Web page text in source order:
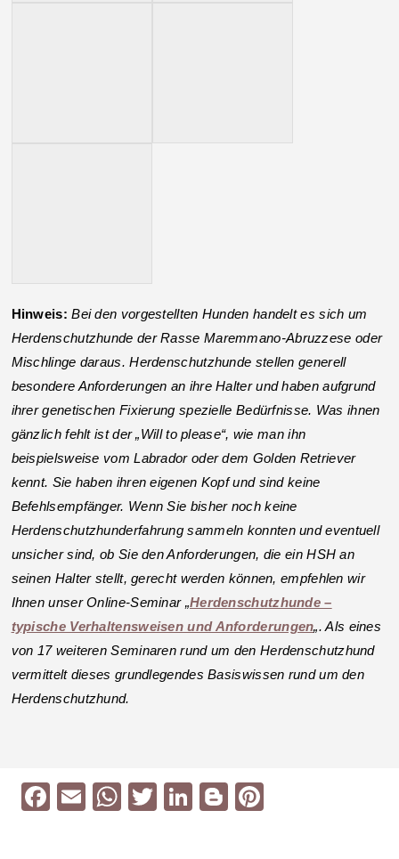
Hinweis: Bei den vorgestellten Hunden handelt es sich um
Herdenschutzhunde der Rasse Maremmano-Abruzzese oder
Mischlinge daraus. Herdenschutzhunde stellen generell
besondere Anforderungen an ihre Halter und haben aufgrund
ihrer genetischen Fixierung spezielle Bedürfnisse. Was ihnen
gänzlich fehlt ist der „Will to please“, wie man ihn
beispielsweise vom Labrador oder dem Golden Retriever
kennt. Sie haben ihren eigenen Kopf und sind keine
Befehlsempfänger. Wenn Sie bisher noch keine
Herdenschutzhunderfahrung sammeln konnten und eventuell
unsicher sind, ob Sie den Anforderungen, die ein HSH an
seinen Halter stellt, gerecht werden können, empfehlen wir
Ihnen unser Online-Seminar „Herdenschutzhunde –
typische Verhaltensweisen und Anforderungen„. Als eines
von 17 weiteren Seminaren rund um den Herdenschutzhund
vermittelt dieses grundlegendes Basiswissen rund um den
Herdenschutzhund.
F
E
W
T
Li
Bl